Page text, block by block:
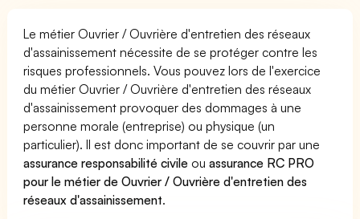
Le métier Ouvrier / Ouvrière d'entretien des réseaux
d'assainissement nécessite de se protéger contre les
risques professionnels. Vous pouvez lors de l'exercice
du métier Ouvrier / Ouvrière d'entretien des réseaux
d'assainissement provoquer des dommages à une
personne morale (entreprise) ou physique (un
particulier). Il est donc important de se couvrir par une
assurance responsabilité civile ouassurance RC PRO
pour le métier de Ouvrier / Ouvrière d'entretien des
réseaux d'assainissement.